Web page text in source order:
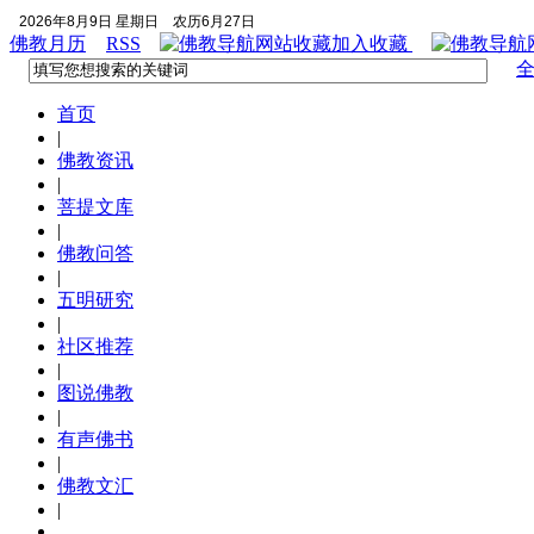
2026年8月9日 星期日 农历6月27日
佛教月历 RSS 加入收藏
首页
|
佛教资讯
|
菩提文库
|
佛教问答
|
五明研究
|
社区推荐
|
图说佛教
|
有声佛书
|
佛教文汇
|